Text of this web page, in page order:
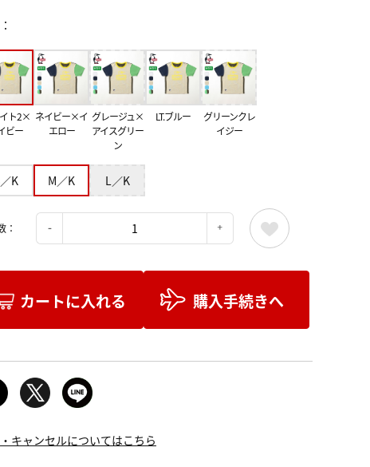
ト2×
ビー
ネイビー×イ
エロー
グレージュ×
アイスグリー
ン
LT.ブルー
グリーンクレ
イジー
K M／K L／K
：
カートに入れる 購入手続きへ
キャンセルについてはこちら